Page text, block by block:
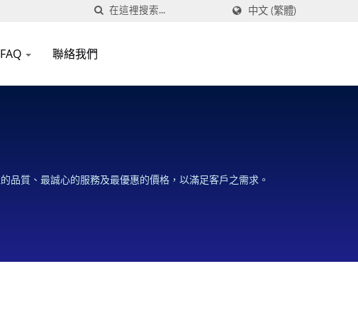
中文 (繁體)
FAQ 聯絡我們
質、最誠心的服務及最優惠的價格，以滿足客戶之需求。